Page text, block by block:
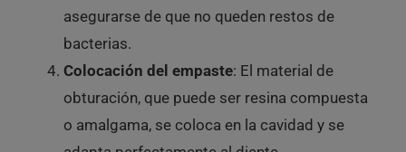
asegurarse de que no queden restos de
bacterias.
Colocación del empaste: El material de
obturación, que puede ser resina compuesta
o amalgama, se coloca en la cavidad y se